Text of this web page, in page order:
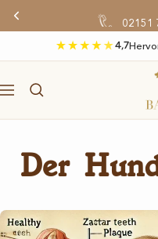
02151
4,7
Navigation
Der